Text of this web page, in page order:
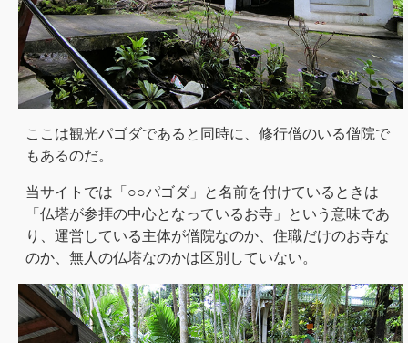
ここは観光パゴダであると同時に、修行僧のいる僧院で
もあるのだ。
当サイトでは「○○パゴダ」と名前を付けているときは
「仏塔が参拝の中心となっているお寺」という意味であ
り、運営している主体が僧院なのか、住職だけのお寺な
のか、無人の仏塔なのかは区別していない。